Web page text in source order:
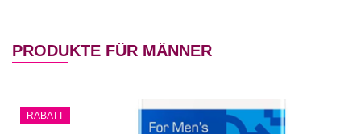
PRODUKTE FÜR MÄNNER
RABATT